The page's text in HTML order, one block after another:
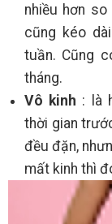
nhiều hơn
cũng kéo
tuần. Cũng
tháng.
Vô kinh : là
thời gian
đều đặn,
mất kinh thì